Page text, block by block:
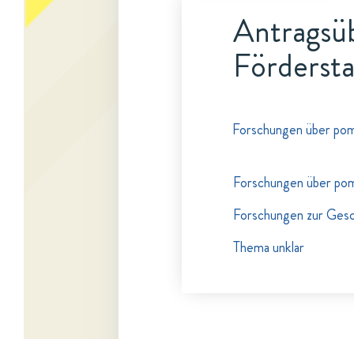
Forschungen über
Forschungen über
Forschungen zur
Thema unklar